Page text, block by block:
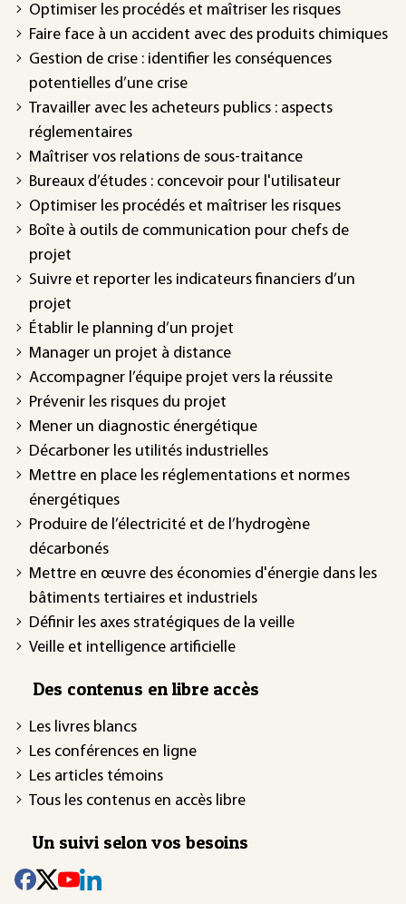
Optimiser les procédés et maîtriser les risques
Faire face à un accident avec des produits chimiques
Gestion de crise : identifier les conséquences
potentielles d’une crise
Travailler avec les acheteurs publics : aspects
réglementaires
Maîtriser vos relations de sous-traitance
Bureaux d’études : concevoir pour l'utilisateur
Optimiser les procédés et maîtriser les risques
Boîte à outils de communication pour chefs de
projet
Suivre et reporter les indicateurs financiers d’un
projet
Établir le planning d’un projet
Manager un projet à distance
Accompagner l’équipe projet vers la réussite
Prévenir les risques du projet
Mener un diagnostic énergétique
Décarboner les utilités industrielles
Mettre en place les réglementations et normes
énergétiques
Produire de l’électricité et de l’hydrogène
décarbonés
Mettre en œuvre des économies d'énergie dans les
bâtiments tertiaires et industriels
Définir les axes stratégiques de la veille
Veille et intelligence artificielle
Des contenus en libre accès
Les livres blancs
Les conférences en ligne
Les articles témoins
Tous les contenus en accès libre
Un suivi selon vos besoins